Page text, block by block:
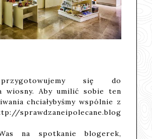
się do
wiosny. Aby umilić sobie ten
chciałybyśmy wspólnie z
sprawdzaneipolecane.blog
na spotkanie blogerek,